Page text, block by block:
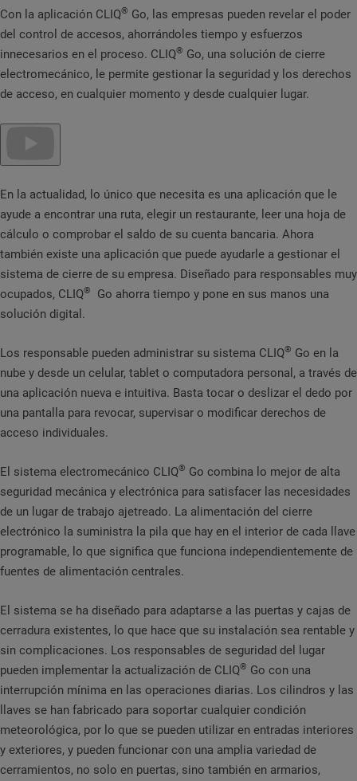
Con la aplicación CLIQ® Go, las empresas pueden revelar el poder
del control de accesos, ahorrándoles tiempo y esfuerzos
innecesarios en el proceso. CLIQ® Go, una solución de cierre
electromecánico, le permite gestionar la seguridad y los derechos
de acceso, en cualquier momento y desde cualquier lugar.
En la actualidad, lo único que necesita es una aplicación que le
ayude a encontrar una ruta, elegir un restaurante, leer una hoja de
cálculo o comprobar el saldo de su cuenta bancaria. Ahora
también existe una aplicación que puede ayudarle a gestionar el
sistema de cierre de su empresa. Diseñado para responsables muy
ocupados, CLIQ®
Go ahorra tiempo y pone en sus manos una
solución digital.
Los responsable pueden administrar su sistema CLIQ® Go en la
nube y desde un celular, tablet o computadora personal, a través de
una aplicación nueva e intuitiva. Basta tocar o deslizar el dedo por
una pantalla para revocar, supervisar o modificar derechos de
acceso individuales.
El sistema electromecánico CLIQ® Go combina lo mejor de alta
seguridad mecánica y electrónica para satisfacer las necesidades
de un lugar de trabajo ajetreado. La alimentación del cierre
electrónico la suministra la pila que hay en el interior de cada llave
programable, lo que significa que funciona independientemente de
fuentes de alimentación centrales.
El sistema se ha diseñado para adaptarse a las puertas y cajas de
cerradura existentes, lo que hace que su instalación sea rentable y
sin complicaciones. Los responsables de seguridad del lugar
pueden implementar la actualización de CLIQ® Go con una
interrupción mínima en las operaciones diarias. Los cilindros y las
llaves se han fabricado para soportar cualquier condición
meteorológica, por lo que se pueden utilizar en entradas interiores
y exteriores, y pueden funcionar con una amplia variedad de
cerramientos, no solo en puertas, sino también en armarios,